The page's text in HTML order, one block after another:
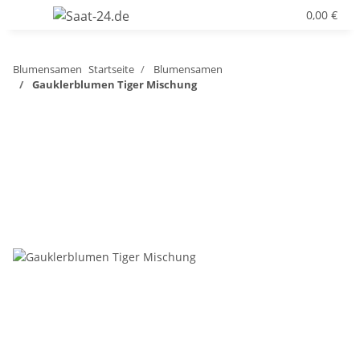
0,00 €
Blumensamen Startseite
Blumensamen
Gauklerblumen Tiger Mischung